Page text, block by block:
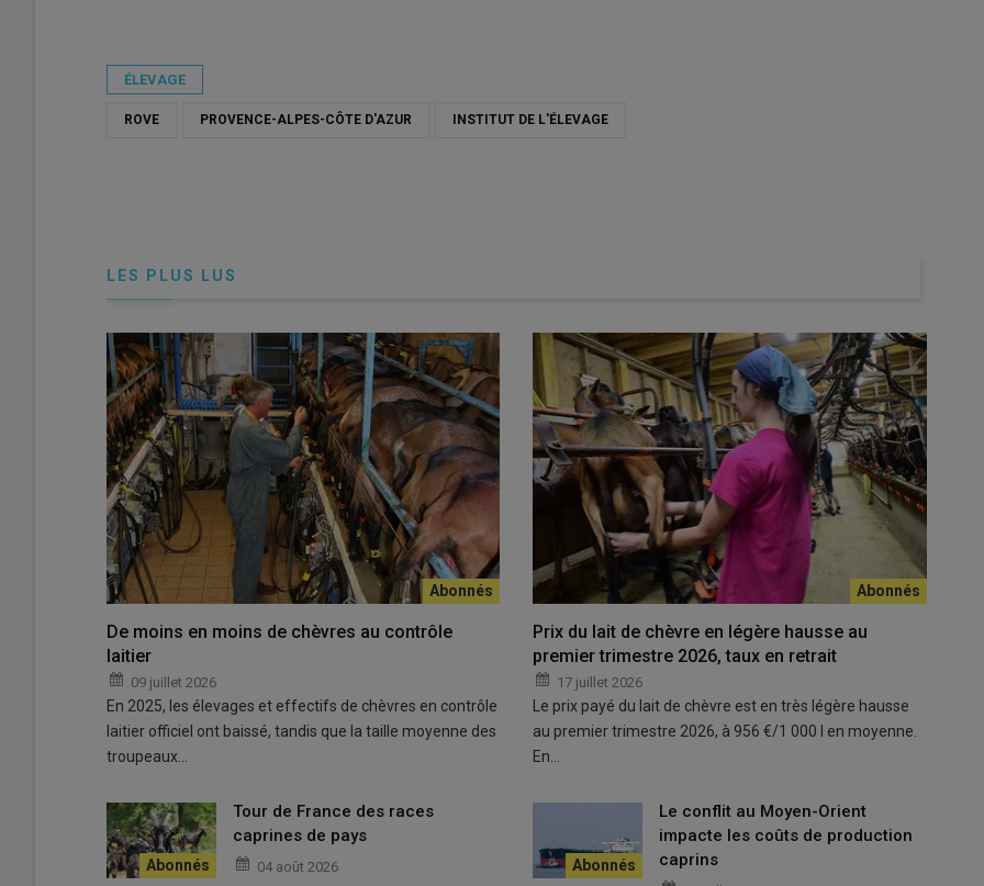
Tous les détenteurs de chèvres du Rove sont invités à faire recenser leurs animaux.
© D. Hardy
Après avoir frôlé l’extinction au cours du XX e chèvre du Rove poursuit sa reconquête. Avec près de
animaux recensés en 2023
, cette race locale emblématique de Provence affiche une dynamique encourageante. Pour
accompagner cette préservation, un nouveau
Pilotée l’Institut de l’élevage et la Chambre d’agriculture des Bouches-du-Rhône, l’enquête est réalisée tous les trois
ans afin desuivre l’évolution des effectifs de la race
. Les informations collectées permettront également d’éditer un
annuaire partagé des éleveurs
, un outil précieux pour faciliter les échanges de reproducteurs et maintenir la diversité
ÉLEVAGE
ROVE PROVENCE-ALPES-CÔTE D'AZUR INSTITUT DE L'ÉLEVAGE
LES PLUS LUS
De moins en moins de chèvres au contrôle
laitier
09 juillet 2026
En 2025, les élevages et effectifs de chèvres en contrôle
laitier officiel ont baissé, tandis que la taille moyenne des
troupeaux…
Prix du lait de chèvre en légère hausse au
premier trimestre 2026, taux en retrait
17 juillet 2026
Le prix payé du lait de chèvre est en très légère hausse
au premier trimestre 2026, à 956 €/1 000 l en moyenne.
En…
Tour de France des races
caprines de pays
04 août 2026
Le conflit au Moyen-Orient
impacte les coûts de production
caprins